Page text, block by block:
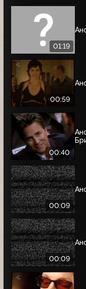
01:19
00:59
00:40
00:09
00:09